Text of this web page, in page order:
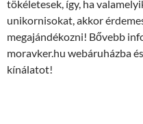
tökéletesek, így, ha
unikornisokat, akkor
megajándékozni! Bővebb
moravker.hu webáruházba
kínálatot!